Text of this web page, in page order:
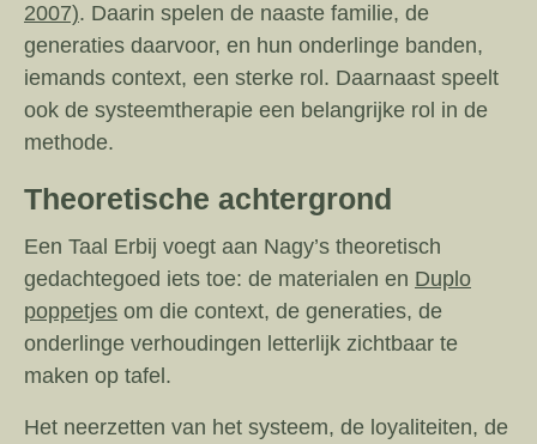
2007). Daarin spelen de naaste familie, de
generaties daarvoor, en hun onderlinge banden,
iemands context, een sterke rol. Daarnaast speelt
ook de systeemtherapie een belangrijke rol in de
methode.
Theoretische achtergrond
Een Taal Erbij voegt aan Nagy’s theoretisch
gedachtegoed iets toe: de materialen en Duplo
poppetjes om die context, de generaties, de
onderlinge verhoudingen letterlijk zichtbaar te
maken op tafel.
Het neerzetten van het systeem, de loyaliteiten, de